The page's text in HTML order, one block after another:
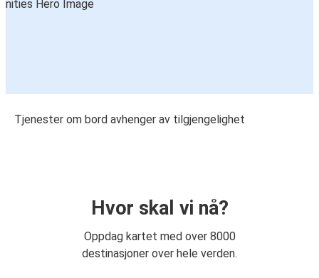
Tjenester om bord avhenger av tilgjengelighet
Hvor skal vi nå?
Oppdag kartet med over 8000
destinasjoner over hele verden.